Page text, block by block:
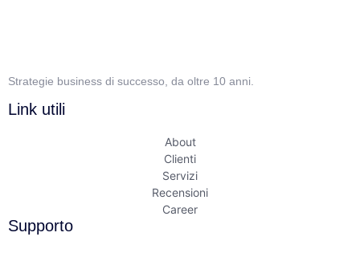
Strategie business di successo, da oltre 10 anni.
Link utili
About
Clienti
Servizi
Recensioni
Career
Supporto